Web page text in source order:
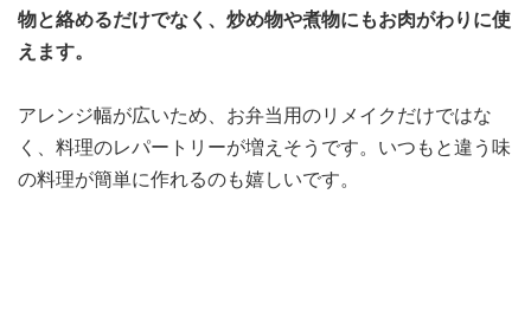
物と絡めるだけでなく、炒め物や煮物にもお肉がわりに使
えます。
アレンジ幅が広いため、お弁当用のリメイクだけではな
く、料理のレパートリーが増えそうです。いつもと違う味
の料理が簡単に作れるのも嬉しいです。